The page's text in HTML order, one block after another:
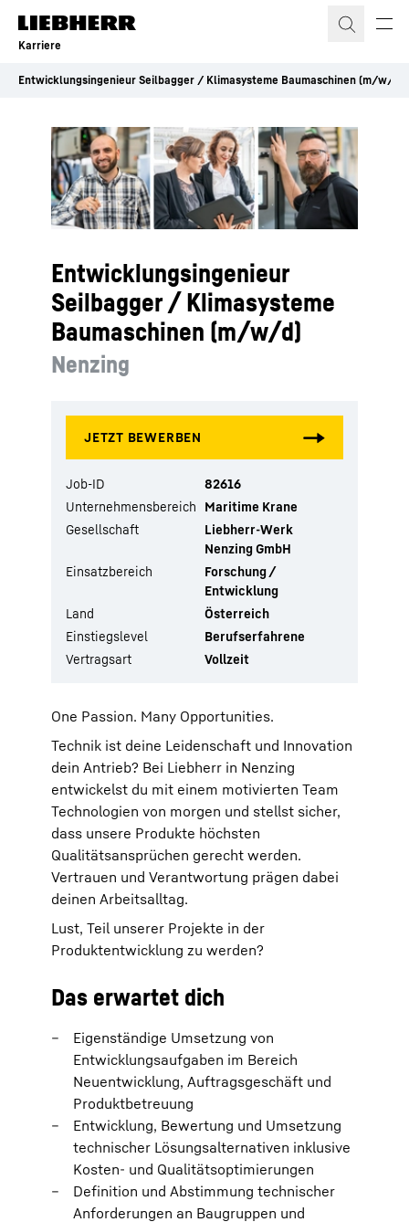
Zum Inhalt springen
Karriere
Entwicklungsingenieur Seilbagger / Klimasysteme Baumaschinen (m/w/d)
Entwicklungsingenieur
Seilbagger / Klimasysteme
Baumaschinen (m/w/d)
Nenzing
One Passion. Many Opportunities.
Technik ist deine Leidenschaft und Innovation
dein Antrieb? Bei Liebherr in Nenzing
entwickelst du mit einem motivierten Team
Technologien von morgen und stellst sicher,
dass unsere Produkte höchsten
Qualitätsansprüchen gerecht werden.
Vertrauen und Verantwortung prägen dabei
deinen Arbeitsalltag.
Lust, Teil unserer Projekte in der
Produktentwicklung zu werden?
Das erwartet dich
Eigenständige Umsetzung von
Entwicklungsaufgaben im Bereich
Neuentwicklung, Auftragsgeschäft und
Produktbetreuung
Entwicklung, Bewertung und Umsetzung
technischer Lösungsalternativen inklusive
Kosten‑ und Qualitätsoptimierungen
Definition und Abstimmung technischer
Anforderungen an Baugruppen und
Job-ID
82616
Unternehmensbereich
Maritime Krane
Gesellschaft
Liebherr-Werk
Nenzing GmbH
Einsatzbereich
Forschung /
Entwicklung
Land
Österreich
Einstiegslevel
Berufserfahrene
Vertragsart
Vollzeit